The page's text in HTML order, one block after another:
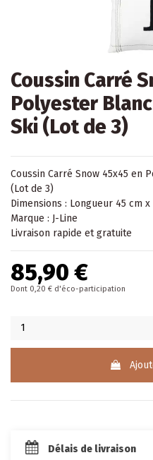
Coussin Carré
Polyester
Ski (Lot de 3)
Coussin Carré Snow 45x45 en
(Lot de 3)
Dimensions : Longueur 45 cm
Marque : J-Line
Livraison rapide et gratuite
85,90 €
Dont 0,20 € d'éco-participation
Délais de livraison